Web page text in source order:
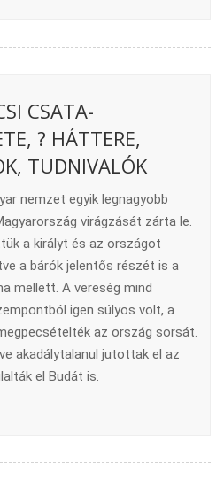
CSATA-
? HÁTTERE,
TUDNIVALÓK
nemzet egyik legnagyobb
virágzását zárta le.
a királyt és az országot
a bárók jelentős részét is a
mellett. A vereség mind
igen súlyos volt, a
az ország sorsát.
akadálytalanul jutottak el az
el Budát is.